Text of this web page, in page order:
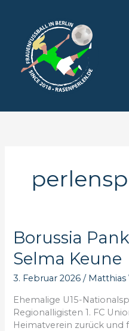
springen
Borussia
Selma Keune
3. Februar 2026/ Matthias
Ehemalige U15-
Regionalligisten 1. FC
Heimatverein zurück und